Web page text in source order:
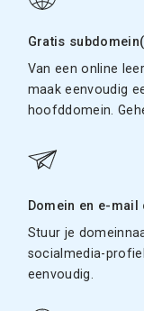
Gratis
Van een online
maak eenvoudig
hoofddomein.
Domein en e-
Stuur je
socialmedia-
eenvoudig.